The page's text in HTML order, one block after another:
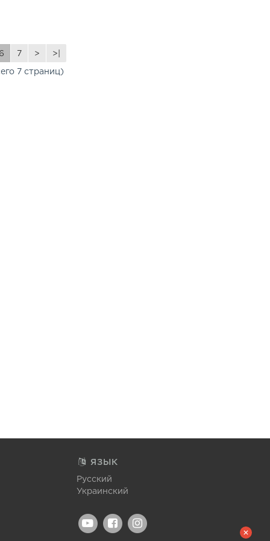
7 >
>|
7 страниц)
ЯЗЫК
Русский
Украинский